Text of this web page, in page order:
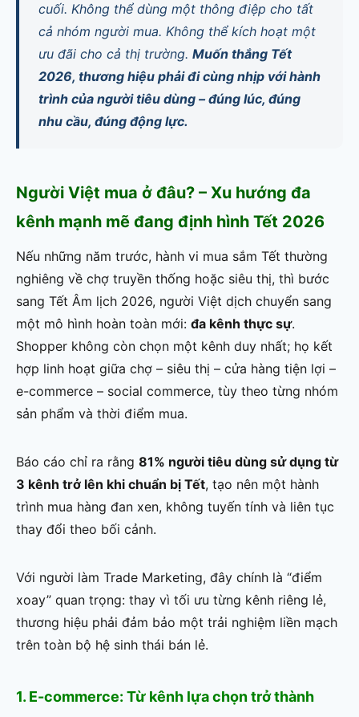
cuối. Không thể dùng một thông điệp cho tất
cả nhóm người mua. Không thể kích hoạt một
ưu đãi cho cả thị trường. Muốn thắng Tết
2026, thương hiệu phải đi cùng nhịp với hành
trình của người tiêu dùng – đúng lúc, đúng
nhu cầu, đúng động lực.
Người Việt mua ở đâu? – Xu hướng đa
kênh mạnh mẽ đang định hình Tết 2026
Nếu những năm trước, hành vi mua sắm Tết thường
nghiêng về chợ truyền thống hoặc siêu thị, thì bước
sang Tết Âm lịch 2026, người Việt dịch chuyển sang
một mô hình hoàn toàn mới: đa kênh thực sự.
Shopper không còn chọn một kênh duy nhất; họ kết
hợp linh hoạt giữa chợ – siêu thị – cửa hàng tiện lợi –
e-commerce – social commerce, tùy theo từng nhóm
sản phẩm và thời điểm mua.
Báo cáo chỉ ra rằng 81% người tiêu dùng sử dụng từ
3 kênh trở lên khi chuẩn bị Tết, tạo nên một hành
trình mua hàng đan xen, không tuyến tính và liên tục
thay đổi theo bối cảnh.
Với người làm Trade Marketing, đây chính là “điểm
xoay” quan trọng: thay vì tối ưu từng kênh riêng lẻ,
thương hiệu phải đảm bảo một trải nghiệm liền mạch
trên toàn bộ hệ sinh thái bán lẻ.
1. E-commerce: Từ kênh lựa chọn trở thành